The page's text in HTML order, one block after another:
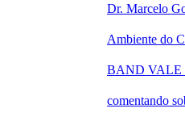
Dr. Marcelo
Ambiente do
BAND VALE
comentando